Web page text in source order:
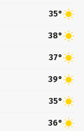
35°
38°
37°
39°
35°
36°